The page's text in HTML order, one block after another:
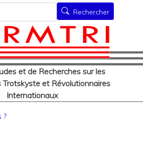
au
contenu
principal
compte de
et de Recherches sur les
Trotskyste et Révolutionnaires
Internationaux
Rechercher
principale
?